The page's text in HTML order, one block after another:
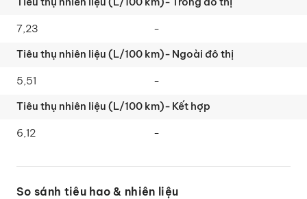
7,23 -
5,51 -
6,12 -
So sánh tiêu hao & nhiên liệu